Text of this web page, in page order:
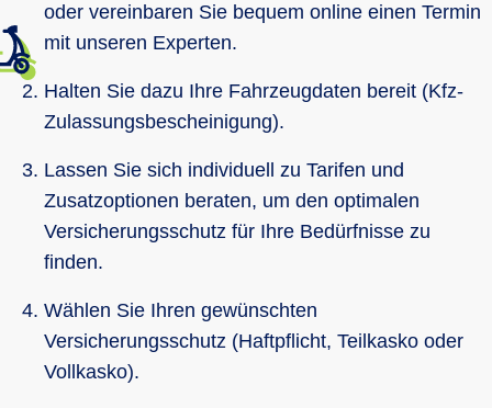
oder vereinbaren Sie bequem online einen Termin
mit unseren Experten.
Halten Sie dazu Ihre Fahrzeugdaten bereit (Kfz-
Zulassungsbescheinigung).
Lassen Sie sich individuell zu Tarifen und
Zusatzoptionen beraten, um den optimalen
Versicherungsschutz für Ihre Bedürfnisse zu
finden.
Wählen Sie Ihren gewünschten
Versicherungsschutz (Haftpflicht, Teilkasko oder
Vollkasko).